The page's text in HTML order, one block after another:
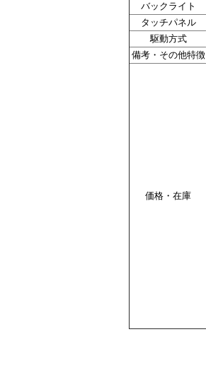
バックライト
タッチパネル
駆動方式
備考・その他特徴
価格・在庫